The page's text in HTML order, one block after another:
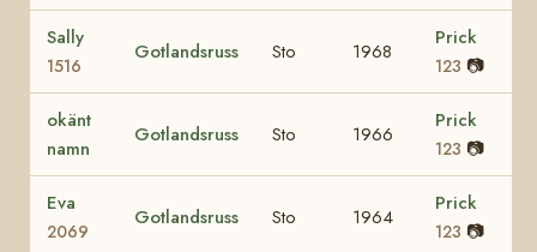
Sally
1516
Gotlandsruss Sto 1968
Prick
123 📷
okänt
namn
Gotlandsruss Sto 1966
Prick
123 📷
Eva
2069
Gotlandsruss Sto 1964
Prick
123 📷